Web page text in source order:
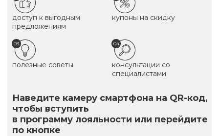
доступ к выгодным
предложениям
купоны на скидку
03
полезные советы
04
консультации со
специалистами
Наведите камеру смартфона на QR-код,
чтобы вступить
в программу лояльности или перейдите
по кнопке